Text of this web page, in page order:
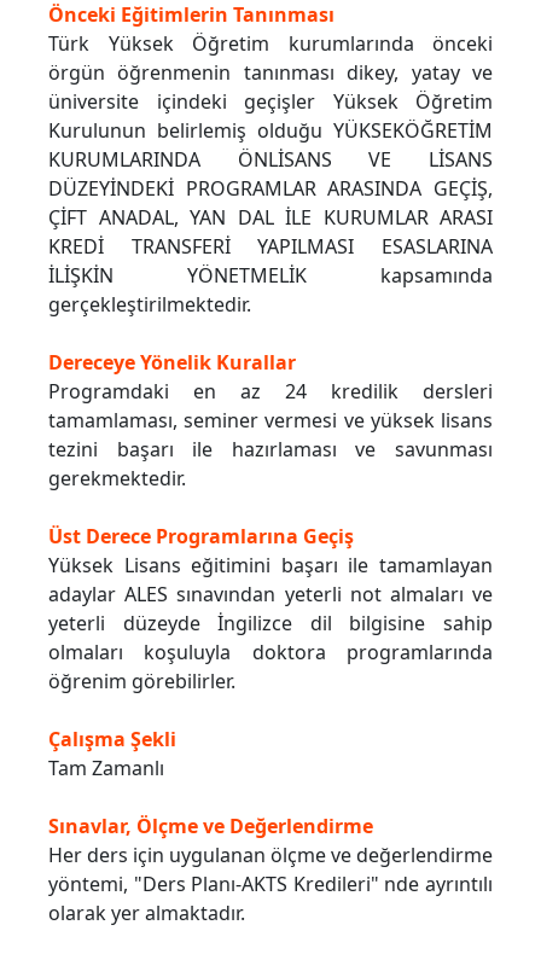
Önceki Eğitimlerin Tanınması
Türk Yüksek Öğretim kurumlarında önceki
örgün öğrenmenin tanınması dikey, yatay ve
üniversite içindeki geçişler Yüksek Öğretim
Kurulunun belirlemiş olduğu YÜKSEKÖĞRETİM
KURUMLARINDA ÖNLİSANS VE LİSANS
DÜZEYİNDEKİ PROGRAMLAR ARASINDA GEÇİŞ,
ÇİFT ANADAL, YAN DAL İLE KURUMLAR ARASI
KREDİ TRANSFERİ YAPILMASI ESASLARINA
İLİŞKİN YÖNETMELİK kapsamında
gerçekleştirilmektedir.
Dereceye Yönelik Kurallar
Programdaki en az 24 kredilik dersleri
tamamlaması, seminer vermesi ve yüksek lisans
tezini başarı ile hazırlaması ve savunması
gerekmektedir.
Üst Derece Programlarına Geçiş
Yüksek Lisans eğitimini başarı ile tamamlayan
adaylar ALES sınavından yeterli not almaları ve
yeterli düzeyde İngilizce dil bilgisine sahip
olmaları koşuluyla doktora programlarında
öğrenim görebilirler.
Çalışma Şekli
Tam Zamanlı
Sınavlar, Ölçme ve Değerlendirme
Her ders için uygulanan ölçme ve değerlendirme
yöntemi, "Ders Planı-AKTS Kredileri" nde ayrıntılı
olarak yer almaktadır.